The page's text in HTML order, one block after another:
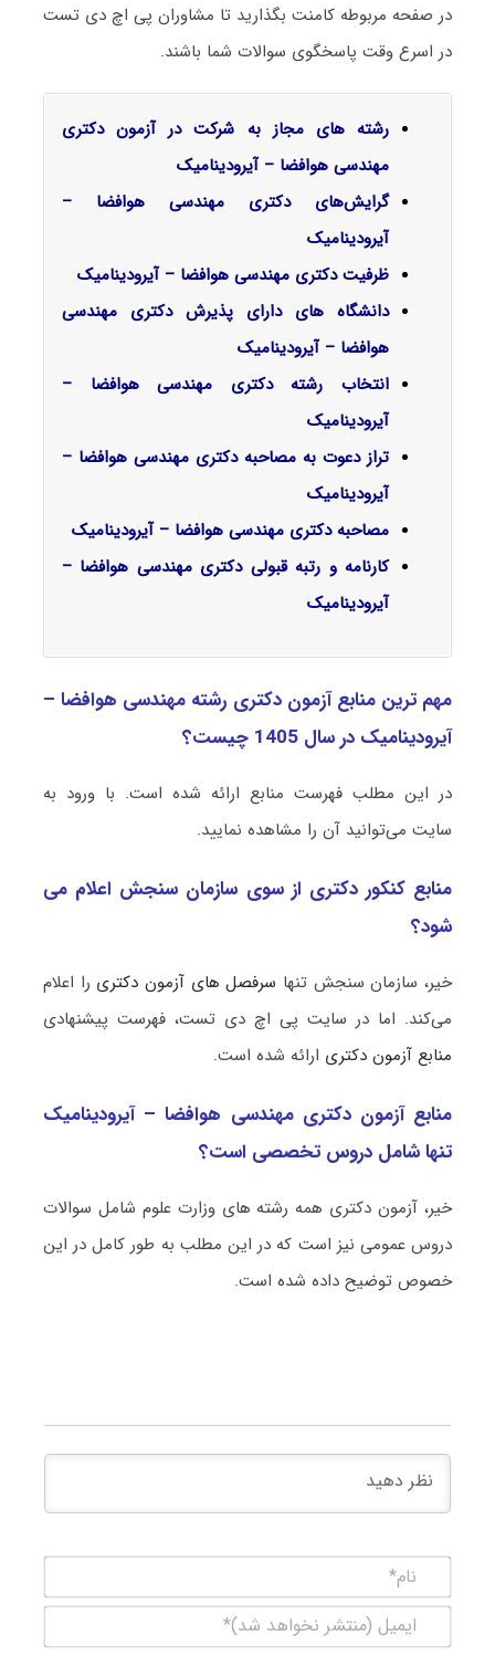
در صفحه مربوطه کامنت بگذارید تا مشاوران پی اچ دی تست
در اسرع وقت پاسخگوی سوالات شما باشند.
رشته های مجاز به شرکت در آزمون دکتری
مهندسی هوافضا – آیرودینامیک
گرایش‌های دکتری مهندسی هوافضا –
آیرودینامیک
ظرفیت دکتری مهندسی هوافضا – آیرودینامیک
دانشگاه های دارای پذیرش دکتری مهندسی
هوافضا – آیرودینامیک
انتخاب رشته دکتری مهندسی هوافضا –
آیرودینامیک
تراز دعوت به مصاحبه دکتری مهندسی هوافضا –
آیرودینامیک
مصاحبه دکتری مهندسی هوافضا – آیرودینامیک
کارنامه و رتبه قبولی دکتری مهندسی هوافضا –
آیرودینامیک
مهم ترین منابع آزمون دکتری رشته مهندسی هوافضا –
آیرودینامیک در سال 1405 چیست؟
در این مطلب فهرست منابع ارائه شده است. با ورود به
سایت می‌توانید آن را مشاهده نمایید.
منابع کنکور دکتری از سوی سازمان سنجش اعلام می
شود؟
خیر، سازمان سنجش تنها سرفصل های آزمون دکتری را اعلام
می‌کند. اما در سایت پی اچ دی تست، فهرست پیشنهادی
منابع آزمون دکتری ارائه شده است.
منابع آزمون دکتری مهندسی هوافضا – آیرودینامیک
تنها شامل دروس تخصصی است؟
خیر، آزمون دکتری همه رشته های وزارت علوم شامل سوالات
دروس عمومی نیز است که در این مطلب به طور کامل در این
خصوص توضیح داده شده است.
(منتشر